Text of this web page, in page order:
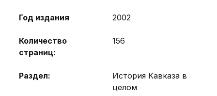
Год издания 2002
Количество
страниц:
156
Раздел:
История Кавказа в
целом